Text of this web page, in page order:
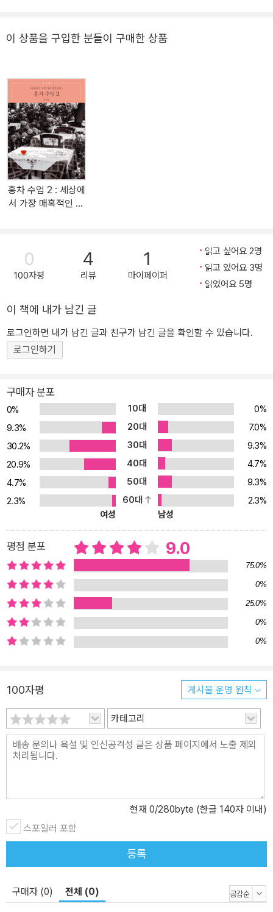
터는 일본 녹차로 공부 범위를 넓혀 아카데미 교육과정에 포함시켰고
그리고 홍차, 우롱차, 녹차, 보이차 등을 판매하는 차 전문점 또한 수
애프터눈 티를 즐길 수 있다. 포트넘앤메이슨을 포함한 세계적인 차
브랜드들이 수입되어 판매되고 있다. 홍차를 베이스로 하는 로열밀크
티는 대유행 조짐도 있다. 홍차 관련 책도 많이 출간되었다. 차를 교육
하는 곳도 많아졌고, 배우는 사람도 많아졌다. 이런 변화들과 함께 지
난 8년간 우리나라 홍차 애호가들의 수준이 매우 높아졌다. 2014년
『홍차수업』을 펴낼 때 저자는 홍차에 대한 지식을 체계적이고 객관적
으로 전달하고자 했다. 책에서 얻은 지식에 인도, 스리랑카, 중국, 타
이완, 그리고 한국의 보성과 하동 등 홍차를 생산하는 현장과 영국, 프
랑스 등 오랜 홍차 문화를 가진 나라들을 일일이 방문하여 얻은 현장
나올 수 있게 된 이유다. 중국에서도 『홍차수업』이 번역 출간되어 계
속 판매되고 있다. 지난 8년 동안 우리나라뿐만 아니라 세계 홍차 산
업에도 변화가 많았다. 가장 큰 변화는 차 종류가 다양해지고 품질이
고급화 된 것이다. 변화된 상황에 맞춘 새로운 지식이 필요하게 되었
아 공부하고 이를 “체계적이고 객관적으로” 정리한 것이 이번 『홍차
수업』 개정증보판이다. 애호가들의 높아진 수준에 맞춰 책 전체를 업
내용은 대부분 새롭게 보강되었다. 그러다 보니 책 분량이 너무 많아
져 어쩔 수 없이 시음기 대부분과 기존 몇 개 장은 생략할 수밖에 없었
다. 대신에 홍차를 이해하는 데 있어 가장 중요한 인도, 스리랑카, 중
국 등 생산지 관련 분량이 아주 많이 늘어났다. 『홍차 수업』은 어떤 책
인가 이 책은 홍차에 대한 체계적인 소개서다. 우리나라에서 ‘홍차=
떫다’는 인식이 생긴 이유부터 시작해서 녹차나 우롱차 등과는 어떻
게 다르며, 어디서 주로 생산되고, 어떤 종류의 홍차가 있으며, 어떤
나라에서 주로 마시고, 홍차의 장점은 무엇인지에 대해 이해하기 쉽
게 풀어 쓰고 있다. 홍차 하면 유럽, 특히 영국을 떠올리는데, 중국에
서 처음 생산된 홍차가 어떻게 영국을 상징하는 문화가 되었는지에
대한 그 역사적 배경과, 근래 새로운 홍차 문화를 만들어가고 있는 프
랑스에 대해서도 자세히 다루었다. 저자가 홍차에 대한 궁금증을 풀
기 위해 한 권 한 권 읽기 시작한 영국, 미국, 프랑스의 홍차 전문가들
의 책을 바탕으로 주 생산지인 인도와 스리랑카, 타이완 그리고 홍차
문화를 꽃피운 영국, 오늘날 새로운 홍차 역사를 쓰고 있는 프랑스를
방문해서 나온 결과물이 이 책이다. 여기 실린 대부분의 현장 사진도
저자가 직접 찍은 것이다. 따라서 이 책은 홍차에 대한 저자의 주관적
터 소비까지 찻잎의 어느 부분을 채엽하는가, 언제 채엽하는가, 살청
을 하는가, 위조萎凋(시들리기) 과정이 있는가, 있다면 어떻게 하며
얼마나 길게 하는가, 유념은 어떻게 하는가, 산화 과정은 있는가, 있다
면 얼마나 지속하는가 등의 가공법 차이가 녹차, 백차, 황차, 우롱차,
홍차, 흑차 등 다른 모습을 빚어낸다. 홍차 내부에서의 차이도 마찬가
른 6대 다류의 차이를 먼저 알아야 한다는 것이 저자의 지론이다. ‘산
화’라는 용어에 대한 이해가 대표적이다. 보통 한국에서는 ‘발효’라는
용어와 뒤섞여 사용되는데 이는 잘못된 것이다. 차의 가장 두드러진
차이는 산화oxidation 정도에서 결정된다. 즉 비산화차인 녹차를 시
작으로 백차, 황차 그리고 부분산화차(혹은 반半 산화차)인 청차 순
에 미생물이 개입해 화학적 변화를 통해 포도주로 변하는 것이 발효
이 상품을 구입한 분들이 구매한 상품
홍차 수업 2 : 세상에
서 가장 매혹적인 레
0
100자평
4
리뷰
1
마이페이퍼
읽고 싶어요 2명
읽고 있어요 3명
읽었어요 5명
이 책에 내가 남긴 글
로그인하면 내가 남긴 글과 친구가 남긴 글을 확인할 수 있습니다.
로그인하기
구매자 분포
0% 10대
0%
9.3%
20대
7.0%
30.2%
30대
9.3%
20.9%
40대
4.7%
4.7%
50대
9.3%
2.3%
60대
2.3%
여성
남성
평점 분포 9.0
75.0%
0%
25.0%
0%
0%
100자평 게시물 운영 원칙
카테고리
현재 0/280byte (한글 140자 이내)
스포일러 포함
등록
구매자 (0) 전체 (0)